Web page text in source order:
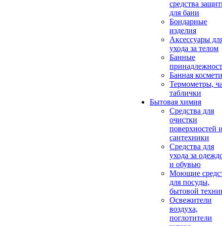
средства
для бани
Бондарные
изделия
Аксеcсуары
ухода за телом
Банные
Банная
Термометры,
таблички
Бытовая химия
Средства для
очистки
поверхностей
сантехники
Средства для
ухода за
и обувью
Моющие
для посуды,
бытовой
Освежители
воздуха,
поглотители